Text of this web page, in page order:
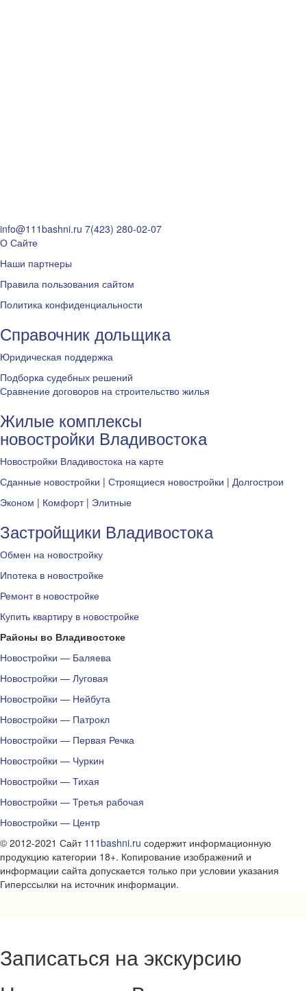
info@111bashni.ru 7(423) 280-02-07
О Сайте
Наши партнеры
Правила пользования сайтом
Политика конфиденциальности
Справочник дольщика
Юридическая поддержка
Подборка судебных решений
Сравнение договоров на строительство жилья
Жилые комплексы
новостройки Владивостока
Новостройки Владивостока на карте
Сданные новостройки | Строящиеся новостройки | Долгострои
Эконом | Комфорт| Элитные
Застройщики Владивостока
Обмен на новостройку
Ипотека в новостройке
Ремонт в новостройке
Купить квартиру в новостройке
Районы во Владивостоке
Новостройки — Баляева
Новостройки — Луговая
Новостройки — Нейбута
Новостройки — Патрокл
Новостройки — Первая Речка
Новостройки — Чуркин
Новостройки — Тихая
Новостройки — Третья рабочая
Новостройки — Центр
© 2012-2021 Сайт 111bashni.ru содержит информационную
продукцию категории 18+. Копирование изображений и
информации сайта допускается только при условии указания
Гиперссылки на источник информации.
Записаться на экскурсию